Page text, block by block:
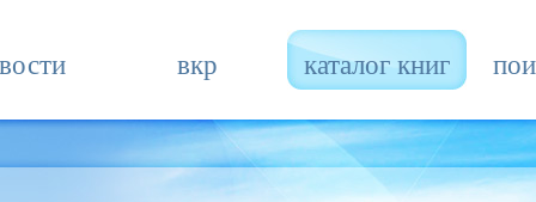
вкр каталог книг